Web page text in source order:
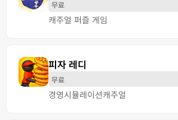
무료
캐주얼 퍼즐 게임
피자 레디
무료
경영시뮬레이션캐주얼